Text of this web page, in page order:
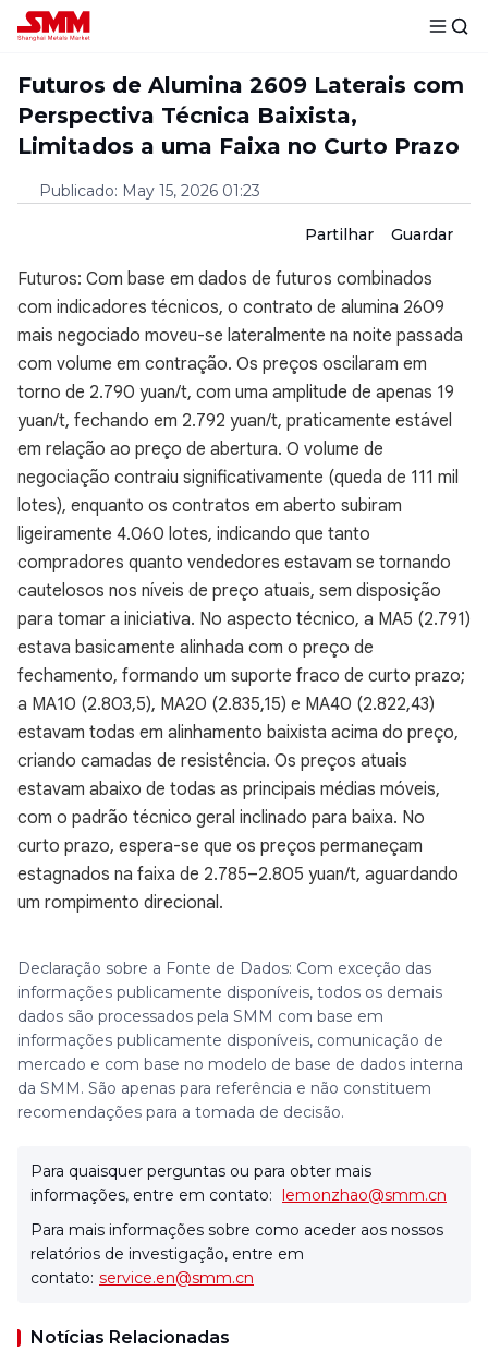
Futuros de Alumina 2609 Laterais com
Perspectiva Técnica Baixista,
Limitados a uma Faixa no Curto Prazo
Publicado: May 15, 2026 01:23
Partilhar Guardar
Futuros: Com base em dados de futuros combinados
com indicadores técnicos, o contrato de alumina 2609
mais negociado moveu-se lateralmente na noite passada
com volume em contração. Os preços oscilaram em
torno de 2.790 yuan/t, com uma amplitude de apenas 19
yuan/t, fechando em 2.792 yuan/t, praticamente estável
em relação ao preço de abertura. O volume de
negociação contraiu significativamente (queda de 111 mil
lotes), enquanto os contratos em aberto subiram
ligeiramente 4.060 lotes, indicando que tanto
compradores quanto vendedores estavam se tornando
cautelosos nos níveis de preço atuais, sem disposição
para tomar a iniciativa. No aspecto técnico, a MA5 (2.791)
estava basicamente alinhada com o preço de
fechamento, formando um suporte fraco de curto prazo;
a MA10 (2.803,5), MA20 (2.835,15) e MA40 (2.822,43)
estavam todas em alinhamento baixista acima do preço,
criando camadas de resistência. Os preços atuais
estavam abaixo de todas as principais médias móveis,
com o padrão técnico geral inclinado para baixa. No
curto prazo, espera-se que os preços permaneçam
estagnados na faixa de 2.785–2.805 yuan/t, aguardando
um rompimento direcional.
Declaração sobre a Fonte de Dados: Com exceção das
informações publicamente disponíveis, todos os demais
dados são processados pela SMM com base em
informações publicamente disponíveis, comunicação de
mercado e com base no modelo de base de dados interna
da SMM. São apenas para referência e não constituem
recomendações para a tomada de decisão.
Para quaisquer perguntas ou para obter mais
informações, entre em contato: lemonzhao@smm.cn
Para mais informações sobre como aceder aos nossos
relatórios de investigação, entre em
contato: service.en@smm.cn
Notícias Relacionadas